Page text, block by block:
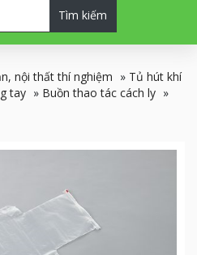
Tìm kiếm
nội thất thí nghiệm » Tủ hút khí
tay » Buồn thao tác cách ly »